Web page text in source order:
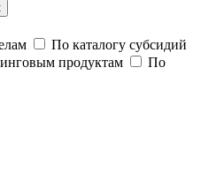
По каталогу субсидий
продуктам
По